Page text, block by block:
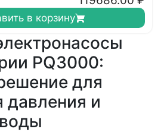
в корзину
PQ3000:
для
и